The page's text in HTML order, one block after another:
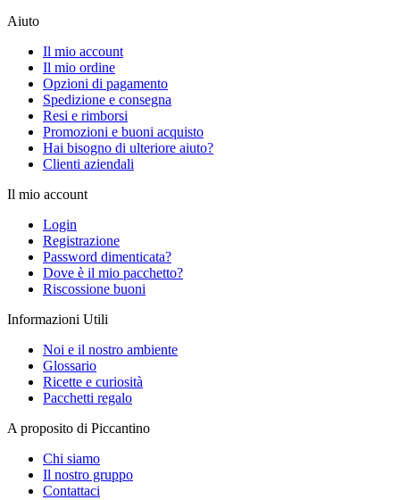
Aiuto
Il mio account
Il mio ordine
Opzioni di pagamento
Spedizione e consegna
Resi e rimborsi
Promozioni e buoni acquisto
Hai bisogno di ulteriore aiuto?
Clienti aziendali
Il mio account
Login
Registrazione
Password dimenticata?
Dove è il mio pacchetto?
Riscossione buoni
Informazioni Utili
Noi e il nostro ambiente
Glossario
Ricette e curiosità
Pacchetti regalo
A proposito di Piccantino
Chi siamo
Il nostro gruppo
Contattaci